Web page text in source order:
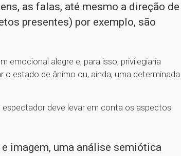
as falas, até mesmo a direção de
presentes) por exemplo, são
emocional alegre e, para isso, privilegiaria
estado de ânimo ou, ainda, uma determinada
deve levar em conta os aspectos
imagem, uma análise semiótica